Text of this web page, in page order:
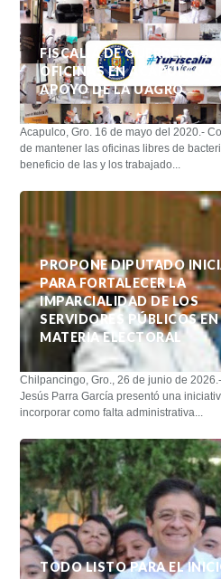
FISCALÍA DE GUERRERO
OFICINAS EN ACAPULCO
APOYO DE LA UAGRO
Acapulco, Gro. 16 de mayo del 2020.-
de mantener las oficinas libres de
beneficio de las y los trabajado...
PROPONE DIPUTADO
PARA FORTALECER LA
IMPARCIALIDAD DE LOS
SERVIDORES PÚBLICOS EN
MATERIA ELECTORAL
Chilpancingo, Gro., 26 de junio de
Jesús Parra García presentó una
incorporar como falta administrativa...
TODO LISTO PARA EL